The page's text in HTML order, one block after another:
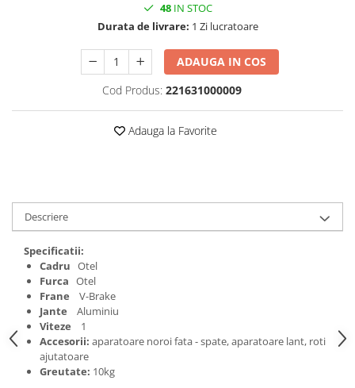
Camere biciclete electrice
Discuri frana trotinete
Far trotineta
Placute frana trotinete
Protectii, huse si plastice trotinete
Roti trotinete electrice
Scule
Anvelope-Camere
Anvelope
12" - 12.5"
48IN STOC
Durata de livrare: 1 Zi lucratoare
ADAUGA IN COS
Cod Produs: 221631000009
Adauga la Favorite
Descriere
Specificatii:
Cadru Otel
Furca Otel
Frane
V-Brake
Jante
Aluminiu
Viteze 1
Accesorii: aparatoare noroi fata - spate, aparatoare lant, roti
ajutatoare
Greutate: 10kg